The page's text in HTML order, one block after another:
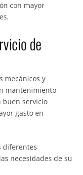
con mayor
de
mecánicos y
mantenimiento
buen servicio
gasto en
diferentes
necesidades de su